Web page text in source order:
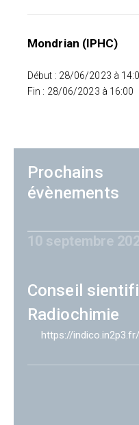
Mondrian (IPHC)
Début : 28/06/2023 à
Fin : 28/06/2023 à 16:00
Prochains
évènements
10 septembre
Conseil
Radiochimie
https://